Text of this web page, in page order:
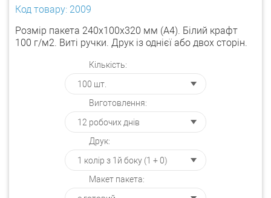
Код товару: 2009
Розмір пакета 240х100х320 мм (А4). Білий крафт
100 г/м2. Виті ручки. Друк із однієї або двох сторін.
Кількість:
Виготовлення:
Друк:
Макет пакета: